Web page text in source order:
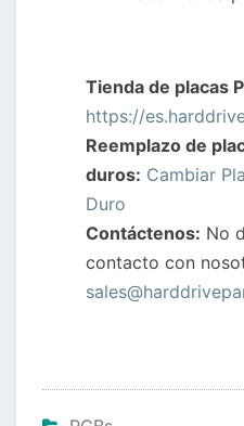
Tienda de placas
https://
Reemplazo de
duros: Cambiar
Duro
Contáctenos: No
contacto con